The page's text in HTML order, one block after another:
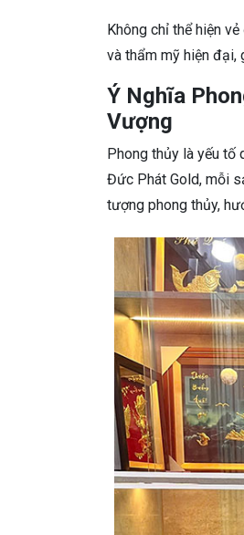
Không chỉ thể hiện
và thẩm mỹ hiện đại,
Ý Nghĩa
Vượng
Phong thủy là yếu tố
Đức Phát Gold, mỗi
tượng phong thủy,